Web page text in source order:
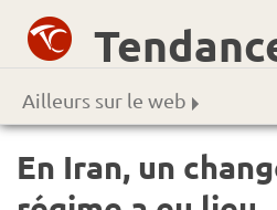
Ailleurs sur le web
En Iran, un